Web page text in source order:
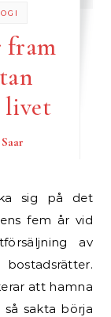
fram
livet
fem år vid
av
att hamna
sakta börja